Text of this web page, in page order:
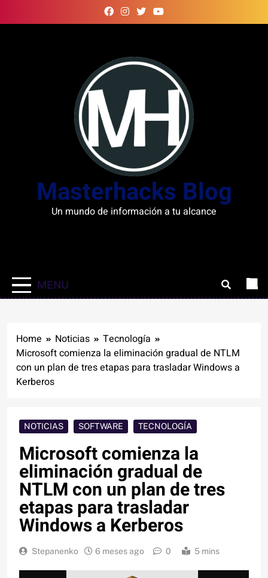
to
Masterhacks Blog
Un mundo de información a tu alcance
MENU
Home Noticias
Tecnología
Microsoft comienza la eliminación gradual de NTLM
con un plan de tres etapas para trasladar Windows a
Kerberos
NOTICIAS SOFTWARE TECNOLOGÍA
Microsoft comienza la
eliminación gradual de
NTLM con un plan de tres
etapas para trasladar
Windows a Kerberos
Stepanenko 6 meses ago 0 5 mins